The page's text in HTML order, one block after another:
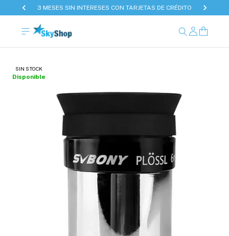
3 MESES SIN INTERESES CON TARJETAS DE CRÉDITO
SIN STOCK
Disponible